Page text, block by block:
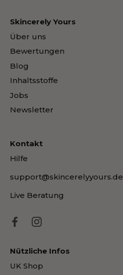
Skincerely Yours
Über uns
Bewertungen
Blog
Inhaltsstoffe
Jobs
Newsletter
Kontakt
Hilfe
support@skincerelyyours.de
Live Beratung
Nützliche Infos
UK Shop